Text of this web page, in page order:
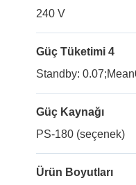
240 V
Güç Tüketimi 4
Standby:
Güç Kaynağı
PS-180 (seçenek)
Ürün Boyutları